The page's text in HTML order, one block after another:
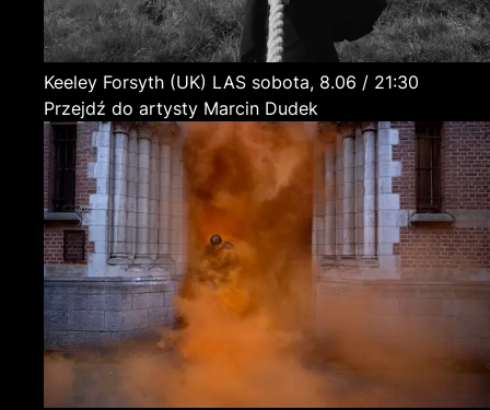
Keeley Forsyth (UK) LAS
sobota, 8.06 / 21:30
Przejdź do artysty Marcin Dudek